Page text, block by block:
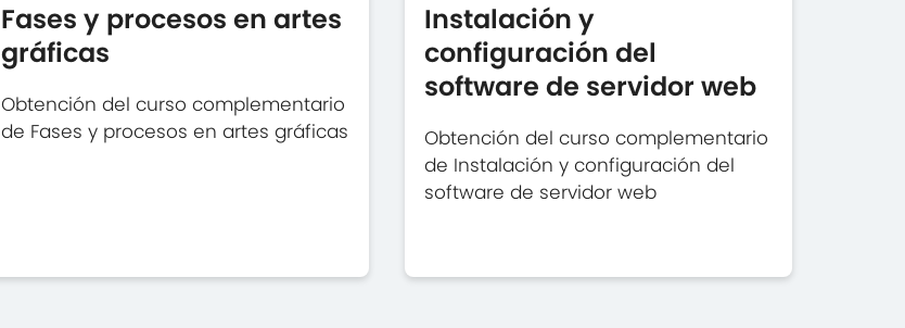
Fases y procesos en artes
gráficas
Obtención del curso complementario
de Fases y procesos en artes gráficas
Instalación y
configuración del
software de servidor web
Obtención del curso complementario
de Instalación y configuración del
software de servidor web